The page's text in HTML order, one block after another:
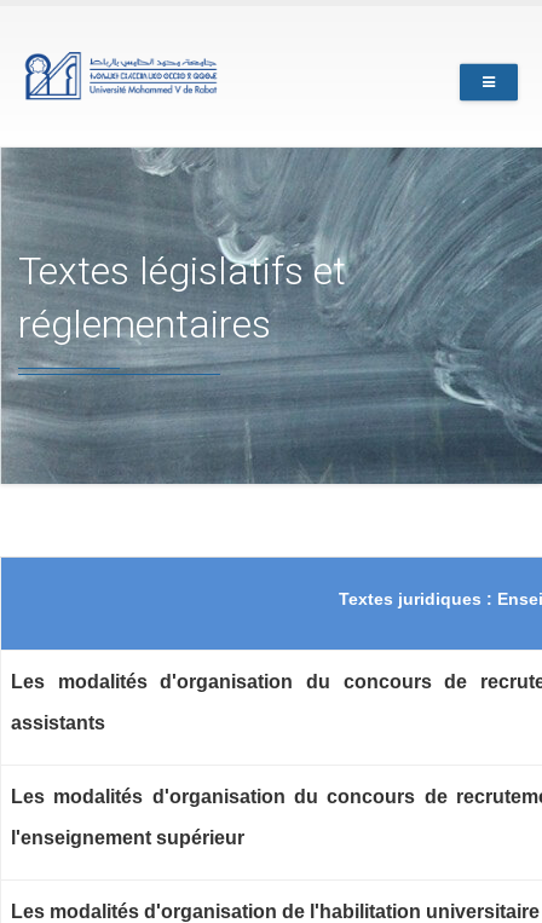
main
content
Textes législatifs et
réglementaires
Textes juridiques :
Les modalités d'organisation du concours de
assistants
Les modalités d'organisation du concours de
l'enseignement supérieur
Les modalités d'organisation de l'habilitation universitaire